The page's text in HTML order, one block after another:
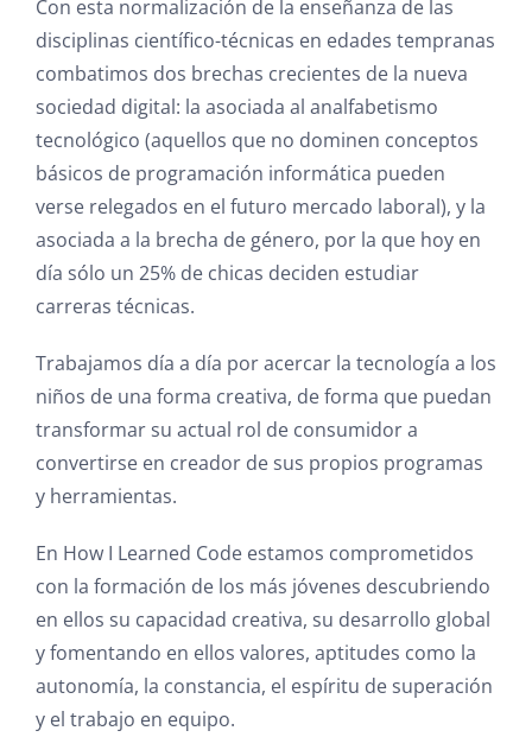
Con esta normalización de la enseñanza de las
disciplinas científico-técnicas en edades tempranas
combatimos dos brechas crecientes de la nueva
sociedad digital: la asociada al analfabetismo
tecnológico (aquellos que no dominen conceptos
básicos de programación informática pueden
verse relegados en el futuro mercado laboral), y la
asociada a la brecha de género, por la que hoy en
día sólo un 25% de chicas deciden estudiar
carreras técnicas.
Trabajamos día a día por acercar la tecnología a los
niños de una forma creativa, de forma que puedan
transformar su actual rol de consumidor a
convertirse en creador de sus propios programas
y herramientas.
En How I Learned Code estamos comprometidos
con la formación de los más jóvenes descubriendo
en ellos su capacidad creativa, su desarrollo global
y fomentando en ellos valores, aptitudes como la
autonomía, la constancia, el espíritu de superación
y el trabajo en equipo.